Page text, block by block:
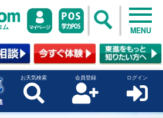
ム MENU
お天気検索 会員登録 ログイン